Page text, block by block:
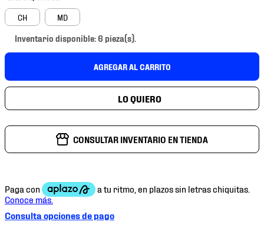
CH MD
Inventario disponible: 6 pieza(s).
AGREGAR AL CARRITO
CONSULTAR INVENTARIO EN TIENDA
Consulta opciones de pago
4.
tenis futbol
5.
mochila
8.
chivas
9.
tenis niño
10. tenis nike